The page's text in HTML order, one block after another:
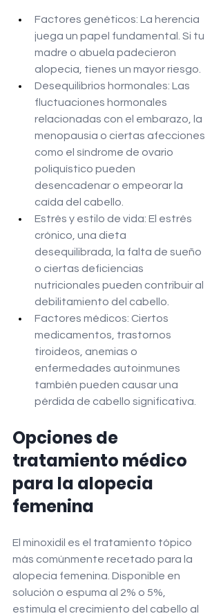
Factores genéticos: La herencia
juega un papel fundamental. Si tu
madre o abuela padecieron
alopecia, tienes un mayor riesgo.
Desequilibrios hormonales: Las
fluctuaciones hormonales
relacionadas con el embarazo, la
menopausia o ciertas afecciones
como el síndrome de ovario
poliquístico pueden
desencadenar o empeorar la
caída del cabello.
Estrés y estilo de vida: El estrés
crónico, una dieta
desequilibrada, la falta de sueño
o ciertas deficiencias
nutricionales pueden contribuir al
debilitamiento del cabello.
Factores médicos: Ciertos
medicamentos, trastornos
tiroideos, anemias o
enfermedades autoinmunes
también pueden causar una
pérdida de cabello significativa.
Opciones de
tratamiento médico
para la alopecia
femenina
El minoxidil es el tratamiento tópico
más comúnmente recetado para la
alopecia femenina. Disponible en
solución o espuma al 2% o 5%,
estimula el crecimiento del cabello al